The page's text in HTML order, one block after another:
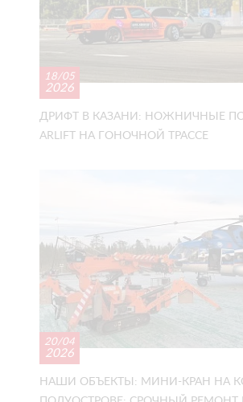
18/05
2026
ДРИФТ В КАЗАНИ: НОЖНИЧНЫЕ
ARLIFT НА ГОНОЧНОЙ ТРАССЕ
20/04
2026
НАШИ ОБЪЕКТЫ: МИНИ-КРАН НА